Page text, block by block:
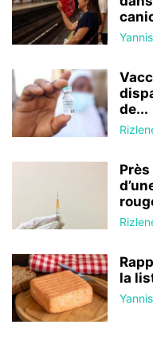
Yannis
de...
la
Yannis